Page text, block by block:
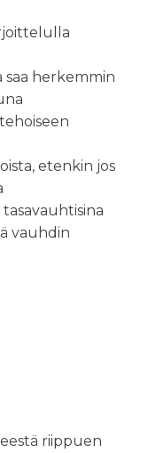
herkemmin
etenkin jos
vauhdin
riippuen